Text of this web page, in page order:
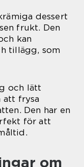
dessert
frukt. Den
kan
tillägg, som
och lätt
att frysa
Den har en
för att
om